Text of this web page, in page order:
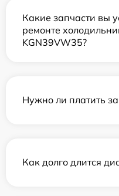
Какие запчасти вы
ремонте
KGN39VW35?
Нужно ли платить
Как долго длится